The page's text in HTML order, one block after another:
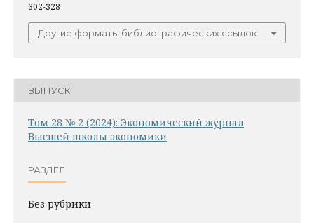
302-328
Другие форматы библиографических ссылок
ВЫПУСК
Том 28 № 2 (2024): Экономический журнал
Высшей школы экономики
РАЗДЕЛ
Без рубрики